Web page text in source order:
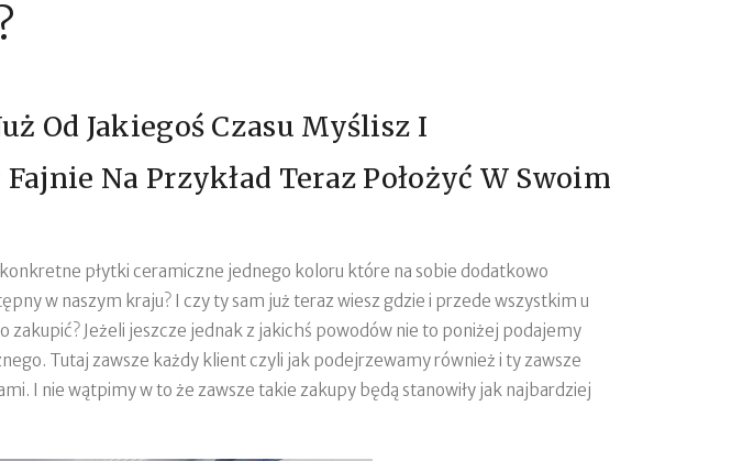
Od Jakiegoś Czasu Myślisz I
Na Przykład Teraz Położyć W Swoim
płytki ceramiczne jednego koloru które na sobie dodatkowo
w naszym kraju? I czy ty sam już teraz wiesz gdzie i przede wszystkim u
Jeżeli jeszcze jednak z jakichś powodów nie to poniżej podajemy
Tutaj zawsze każdy klient czyli jak podejrzewamy również i ty zawsze
I nie wątpimy w to że zawsze takie zakupy będą stanowiły jak najbardziej